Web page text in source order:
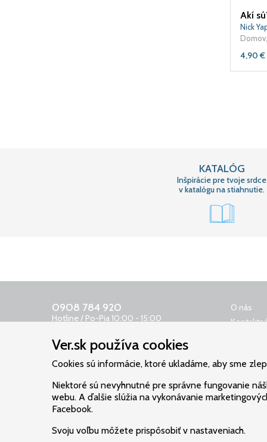
Akí
Nick
4,90 €
KATALÓG
Inšpirácie pre tvoje srdce
v katalógu na stiahnutie.
0908 784 920
Hotline / Po-Pia 10:00 - 15:00
Odkazovač 24 h
objednavky@ver.sk
O nás
Ochrana
Cookies
Ver.sk používa cookies
Cookies sú informácie, ktoré ukladáme, aby sme
Niektoré sú nevyhnutné pre správne fungovanie
webu. A ďalšie slúžia na vykonávanie
Facebook.
Svoju voľbu môžete prispôsobiť v nastaveniach.